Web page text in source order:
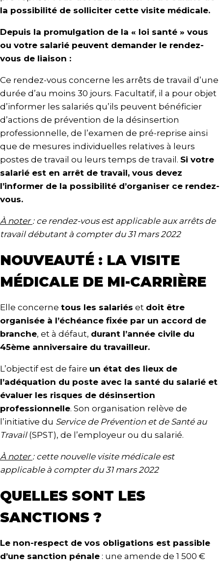
la possibilité de solliciter cette visite médicale.
Depuis la promulgation de la « loi santé » vous
ou votre salarié peuvent demander le rendez-
vous de liaison :
Ce rendez-vous concerne les arrêts de travail d’une
durée d’au moins 30 jours. Facultatif, il a pour objet
d’informer les salariés qu’ils peuvent bénéficier
d’actions de prévention de la désinsertion
professionnelle, de l’examen de pré-reprise ainsi
que de mesures individuelles relatives à leurs
postes de travail ou leurs temps de travail. Si votre
salarié est en arrêt de travail, vous devez
l’informer de la possibilité d’organiser ce rendez-
vous.
À noter: ce rendez-vous est applicable aux arrêts de
travail débutant à compter du 31 mars 2022
NOUVEAUTÉ : LA VISITE
MÉDICALE DE MI-CARRIÈRE
Elle concerne tous les salariés et doit être
organisée à l’échéance fixée par un accord de
branche, et à défaut, durant l’année civile du
45ème anniversaire du travailleur.
L’objectif est de faire un état des lieux de
l’adéquation du poste avec la santé du salarié et
évaluer les risques de désinsertion
professionnelle. Son organisation relève de
l’initiative du Service de Prévention et de Santé au
Travail(SPST), de l’employeur ou du salarié.
À noter: cette nouvelle visite médicale est
applicable à compter du 31 mars 2022
QUELLES SONT LES
SANCTIONS ?
Le non-respect de vos obligations est passible
d’une sanction pénale : une amende de 1 500 €